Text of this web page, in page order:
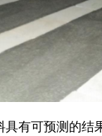
具有可预测的结